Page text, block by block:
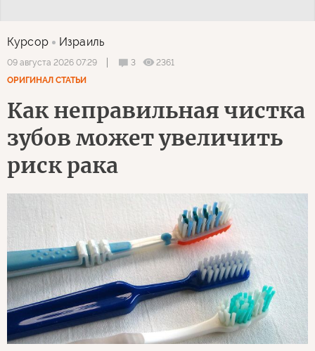
Курсор Израиль
09 августа 2026 07:29 3
2361
ОРИГИНАЛ СТАТЬИ
Как неправильная чистка
зубов может увеличить
риск рака